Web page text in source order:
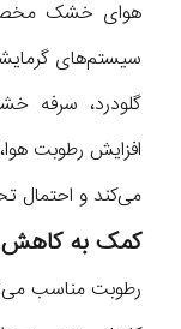
هوای خشک
سیستم‌های
گلودرد، سرفه
افزایش رطوبت
می‌کند و احتمال
کمک به کاهش
رطوبت مناسب